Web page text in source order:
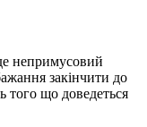
непримусовий
закінчити до
того що доведеться